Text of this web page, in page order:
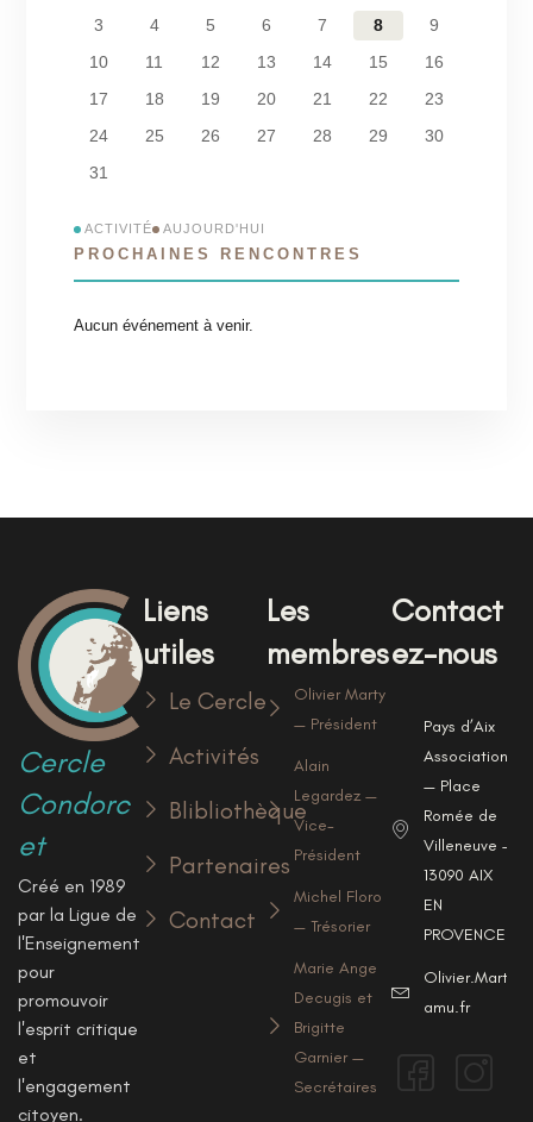
3
4 5 6 7 8
9
10
11 12 13 14 15
16
17
18 19 20 21 22
23
24
25 26 27 28 29
30
31
ACTIVITÉ AUJOURD'HUI
PROCHAINES RENCONTRES
Aucun événement à venir.
Cercle
Condorc
et
Créé en 1989
par la Ligue de
l'Enseignement
pour
promouvoir
l'esprit critique
et
l'engagement
citoyen.
Liens
utiles
Le Cercle
Activités
Blibliothèque
Partenaires
Contact
Les
membres
Olivier Marty
— Président
Alain
Legardez —
Vice-
Président
Michel Floro
— Trésorier
Marie Ange
Decugis et
Brigitte
Garnier —
Secrétaires
Contact
ez-nous
Pays d’Aix
Associations
— Place
Romée de
Villeneuve —
13090 AIX
EN
PROVENCE
amu.fr